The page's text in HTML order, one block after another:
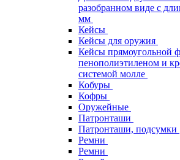
разобранном виде с
мм
Кейсы
Кейсы для оружия
Кейсы прямоугольной
пенополиэтиленом и
системой молле
Кобуры
Кофры
Оружейные
Патронташи
Патронташи, подсумки
Ремни
Ремни